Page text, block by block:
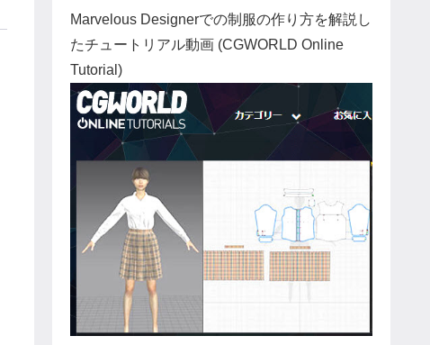
Marvelous Designerでの制服の作り方を解説し
たチュートリアル動画 (CGWORLD Online
Tutorial)